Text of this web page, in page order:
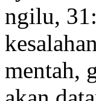
ngilu,
mentah,